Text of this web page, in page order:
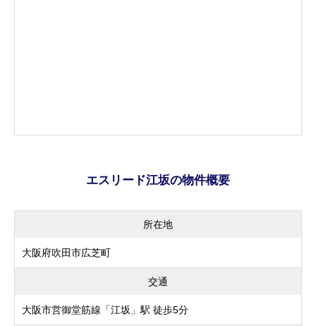
エスリード江坂の物件概要
所在地
大阪府吹田市広芝町
交通
大阪市営御堂筋線「江坂」駅 徒歩5分